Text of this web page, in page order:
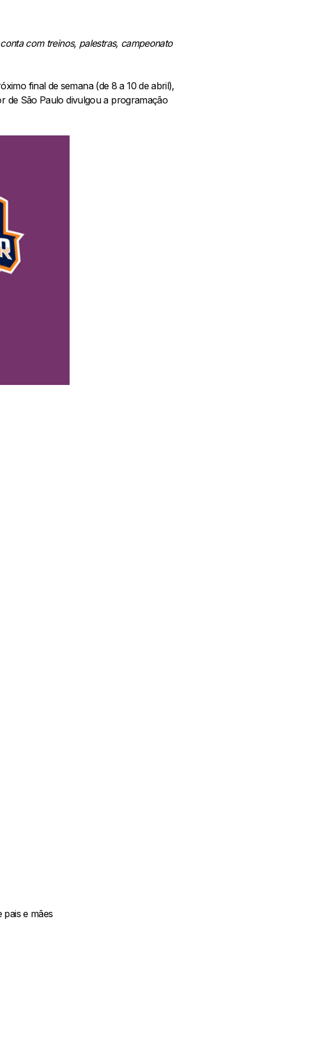
com treinos, palestras, campeonato
final de semana (de 8 a 10 de abril),
de São Paulo divulgou a programação
e mães